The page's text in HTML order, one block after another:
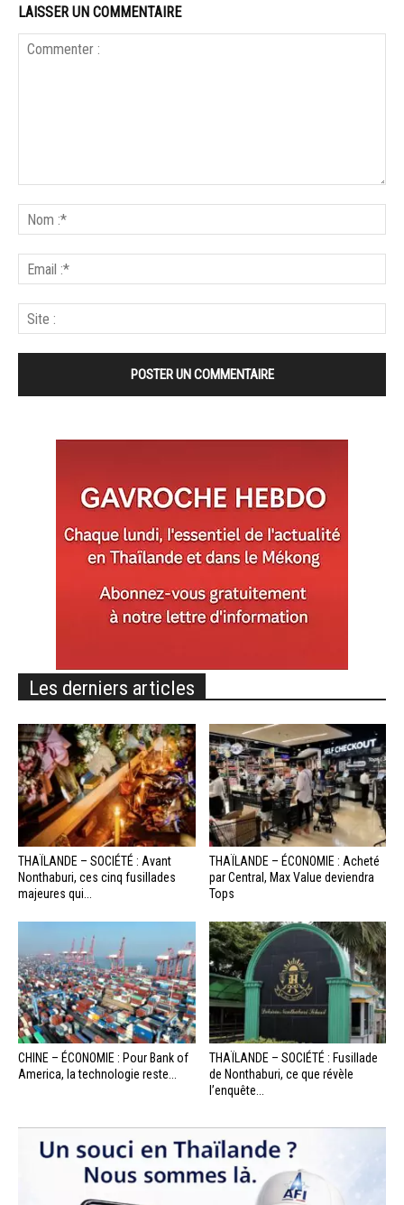
LAISSER UN COMMENTAIRE
Les derniers articles
THAÏLANDE – SOCIÉTÉ : Avant
Nonthaburi, ces cinq fusillades
majeures qui...
THAÏLANDE – ÉCONOMIE : Acheté
par Central, Max Value deviendra
Tops
CHINE – ÉCONOMIE : Pour Bank of
America, la technologie reste...
THAÏLANDE – SOCIÉTÉ : Fusillade
de Nonthaburi, ce que révèle
l’enquête...